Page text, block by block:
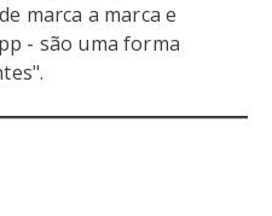
marca a marca e
- são uma forma